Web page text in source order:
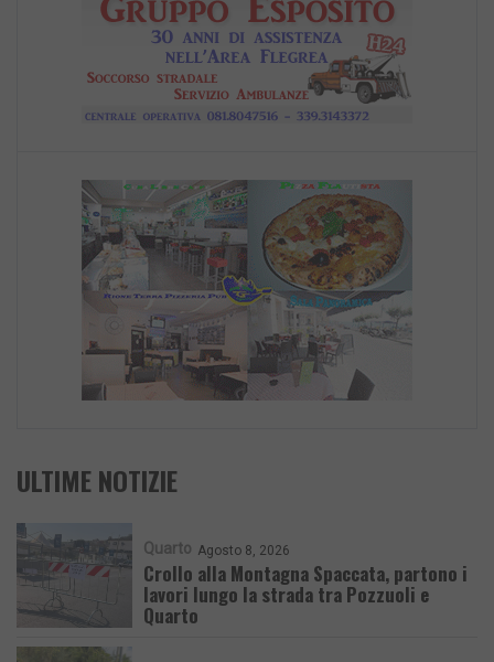
ULTIME NOTIZIE
Quarto Agosto 8, 2026
Crollo alla Montagna Spaccata, partono i
lavori lungo la strada tra Pozzuoli e
Quarto